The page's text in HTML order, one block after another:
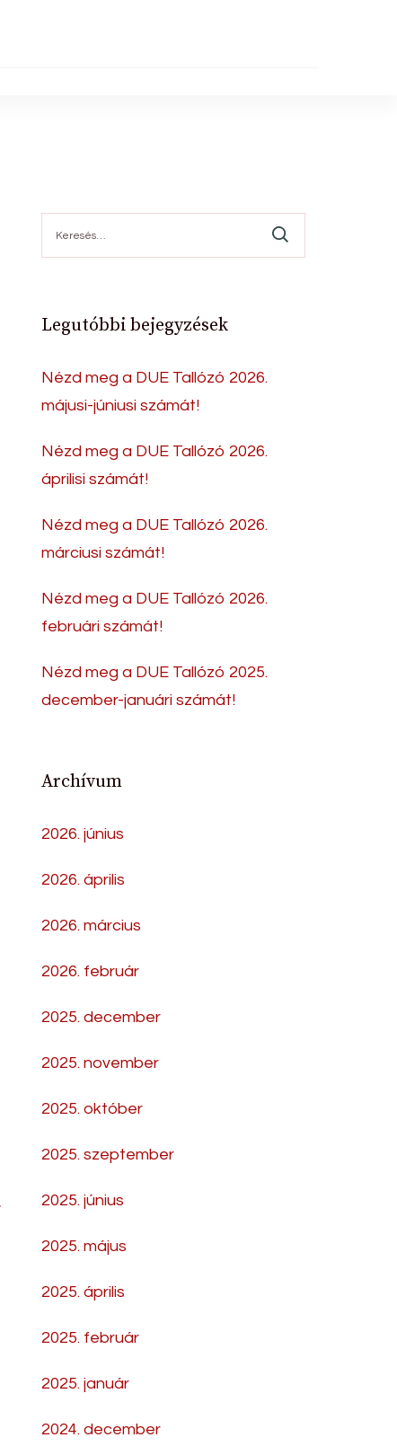
Legutóbbi bejegyzések
Nézd meg a DUE Tallózó 2026.
májusi-júniusi számát!
Nézd meg a DUE Tallózó 2026.
áprilisi számát!
Nézd meg a DUE Tallózó 2026.
márciusi számát!
Nézd meg a DUE Tallózó 2026.
februári számát!
Nézd meg a DUE Tallózó 2025.
december-januári számát!
Archívum
2026. június
2026. április
2026. március
2026. február
2025. december
2025. november
2025. október
2025. szeptember
2025. június
2025. május
2025. április
2025. február
2025. január
2024. december